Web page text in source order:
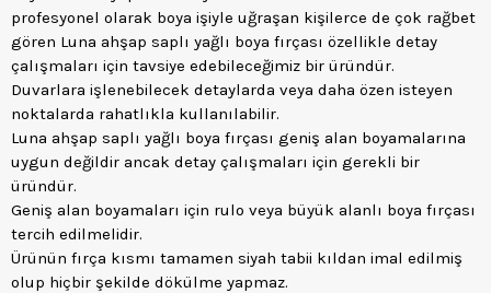
profesyonel olarak boya işiyle uğraşan kişilerce de çok rağbet
gören Luna ahşap saplı yağlı boya fırçası özellikle detay
çalışmaları için tavsiye edebileceğimiz bir üründür.
Duvarlara işlenebilecek detaylarda veya daha özen isteyen
noktalarda rahatlıkla kullanılabilir.
Luna ahşap saplı yağlı boya fırçası geniş alan boyamalarına
uygun değildir ancak detay çalışmaları için gerekli bir
üründür.
Geniş alan boyamaları için rulo veya büyük alanlı boya fırçası
tercih edilmelidir.
Ürünün fırça kısmı tamamen siyah tabii kıldan imal edilmiş
olup hiçbir şekilde dökülme yapmaz.